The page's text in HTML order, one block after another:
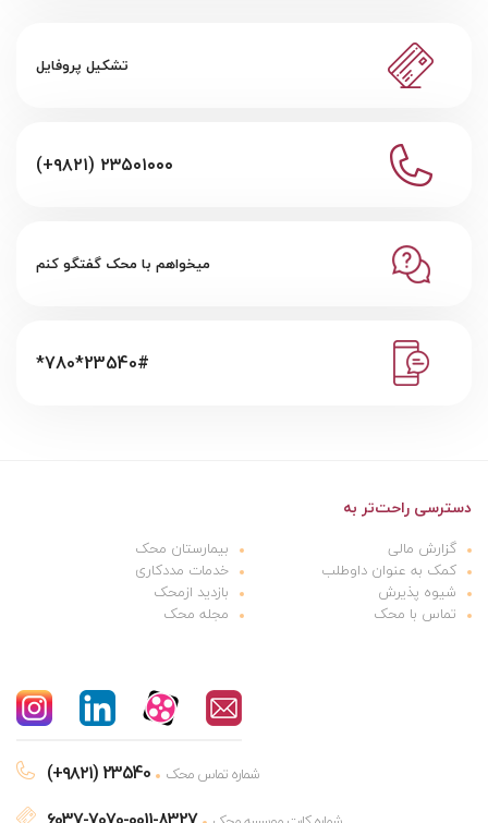
تشکیل پروفایل
(+۹۸۲۱) ۲۳۵۰۱۰۰۰
میخواهم با محک گفتگو کنم
*780*23540#
دسترسی راحت‌تر به
گزارش مالی
بیمارستان محک
کمک به عنوان داوطلب
خدمات مددکاری
شیوه پذیرش
بازدید ازمحک
تماس با محک
مجله محک
(+۹۸۲۱) 23540 شماره تماس محک